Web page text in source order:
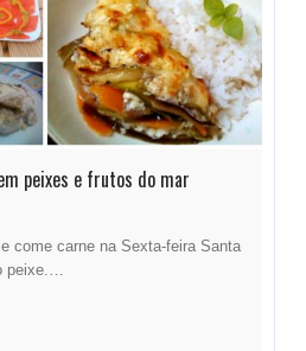
peixes e frutos do mar
come carne na Sexta-feira Santa
peixe.…